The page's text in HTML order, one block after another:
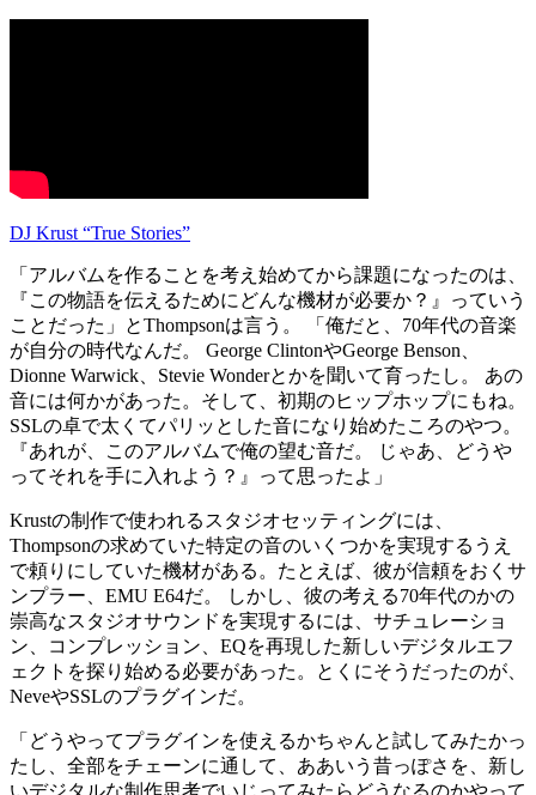
DJ Krust “True Stories”
「アルバムを作ることを考え始めてから課題になったのは、
『この物語を伝えるためにどんな機材が必要か？』っていう
ことだった」とThompsonは言う。 「俺だと、70年代の音楽
が自分の時代なんだ。 George ClintonやGeorge Benson、
Dionne Warwick、Stevie Wonderとかを聞いて育ったし。 あの
音には何かがあった。そして、初期のヒップホップにもね。
SSLの卓で太くてパリッとした音になり始めたころのやつ。
『あれが、このアルバムで俺の望む音だ。 じゃあ、どうや
ってそれを手に入れよう？』って思ったよ」
Krustの制作で使われるスタジオセッティングには、
Thompsonの求めていた特定の音のいくつかを実現するうえ
で頼りにしていた機材がある。たとえば、彼が信頼をおくサ
ンプラー、EMU E64だ。 しかし、彼の考える70年代のかの
崇高なスタジオサウンドを実現するには、サチュレーショ
ン、コンプレッション、EQを再現した新しいデジタルエフ
ェクトを探り始める必要があった。とくにそうだったのが、
NeveやSSLのプラグインだ。
「どうやってプラグインを使えるかちゃんと試してみたかっ
たし、全部をチェーンに通して、ああいう昔っぽさを、新し
いデジタルな制作思考でいじってみたらどうなるのかやって